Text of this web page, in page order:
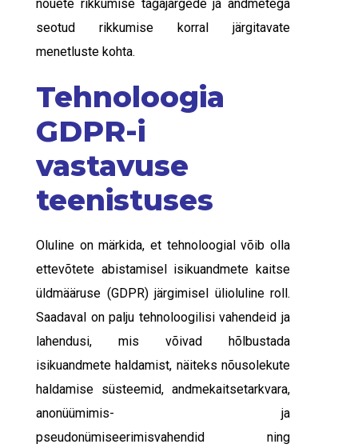
nõuete rikkumise tagajärgede ja andmetega
seotud rikkumise korral järgitavate
menetluste kohta.
Tehnoloogia
GDPR-i
vastavuse
teenistuses
Oluline on märkida, et tehnoloogial võib olla
ettevõtete abistamisel isikuandmete kaitse
üldmääruse (GDPR) järgimisel ülioluline roll.
Saadaval on palju tehnoloogilisi vahendeid ja
lahendusi, mis võivad hõlbustada
isikuandmete haldamist, näiteks nõusolekute
haldamise süsteemid, andmekaitsetarkvara,
anonüümimis- ja
pseudonümiseerimisvahendid ning